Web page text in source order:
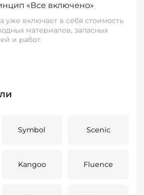
«Все включено»
уже включает в себя стоимость
материалов, запасных
и работ.
Symbol Scenic
Kangoo Fluence